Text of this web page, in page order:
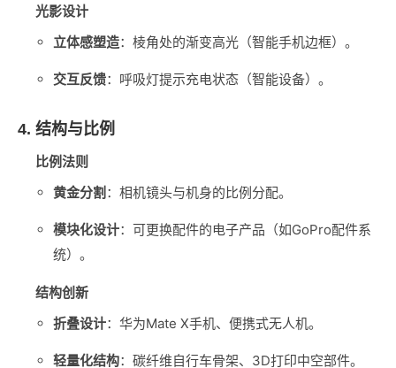
光影设计
立体感塑造‌：棱角处的渐变高光（智能手机边框）。
交互反馈‌：呼吸灯提示充电状态（智能设备）。
4. 结构与比例
比例法则
黄金分割 ‌：相机镜头与机身的比例分配。
模块化设计‌：可更换配件的电子产品（如GoPro配件系
统）。
结构创新
折叠设计‌：华为Mate X手机、便携式无人机。
轻量化结构‌：碳纤维自行车骨架、3D打印中空部件。